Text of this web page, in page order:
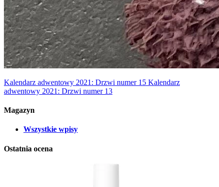
Kalendarz adwentowy 2021: Drzwi numer 15 Kalendarz
adwentowy 2021: Drzwi numer 13
Magazyn
Wszystkie wpisy
Ostatnia ocena